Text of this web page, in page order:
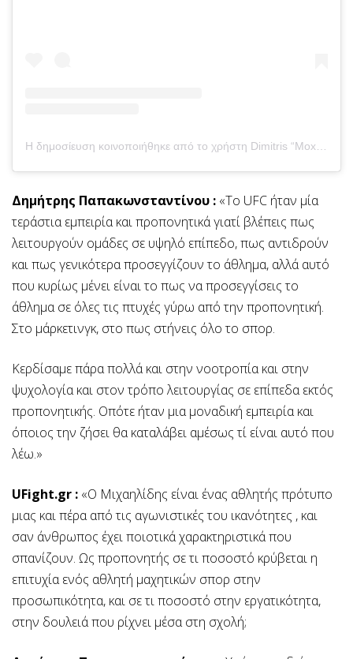
Η δημοσίευση κοινοποιήθηκε από το χρήστη Dimitris “Moxou” Pap. 🇬🇷 (@efl_mma)
Δημήτρης Παπακωνσταντίνου : «Το UFC ήταν μία
τεράστια εμπειρία και προπονητικά γιατί βλέπεις πως
λειτουργούν ομάδες σε υψηλό επίπεδο, πως αντιδρούν
και πως γενικότερα προσεγγίζουν το άθλημα, αλλά αυτό
που κυρίως μένει είναι το πως να προσεγγίσεις το
άθλημα σε όλες τις πτυχές γύρω από την προπονητική.
Στο μάρκετινγκ, στο πως στήνεις όλο το σπορ.
Κερδίσαμε πάρα πολλά και στην νοοτροπία και στην
ψυχολογία και στον τρόπο λειτουργίας σε επίπεδα εκτός
προπονητικής. Οπότε ήταν μια μοναδική εμπειρία και
όποιος την ζήσει θα καταλάβει αμέσως τί είναι αυτό που
λέω.»
UFight.gr : «Ο Μιχαηλίδης είναι ένας αθλητής πρότυπο
μιας και πέρα από τις αγωνιστικές του ικανότητες , και
σαν άνθρωπος έχει ποιοτικά χαρακτηριστικά που
σπανίζουν. Ως προπονητής σε τι ποσοστό κρύβεται η
επιτυχία ενός αθλητή μαχητικών σπορ στην
προσωπικότητα, και σε τι ποσοστό στην εργατικότητα,
στην δουλειά που ρίχνει μέσα στη σχολή;